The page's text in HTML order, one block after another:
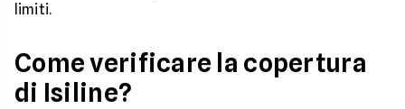
limiti.
Come verificare la copertura
di Isiline?